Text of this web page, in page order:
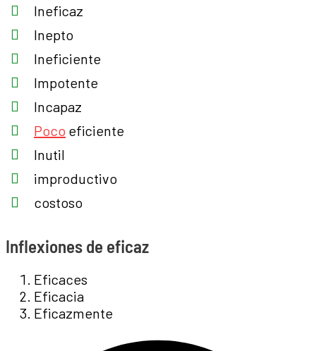
Ineficaz
Inepto
Ineficiente
Impotente
Incapaz
Poco eficiente
Inutil
improductivo
costoso
Inflexiones de eficaz
Eficaces
Eficacia
Eficazmente